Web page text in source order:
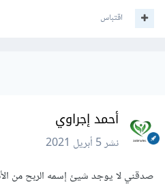
اقتباس
أحمد إجراوي
نشر5 أبريل 2021
صدقني لا يوجد شيئ إسمه الربح من